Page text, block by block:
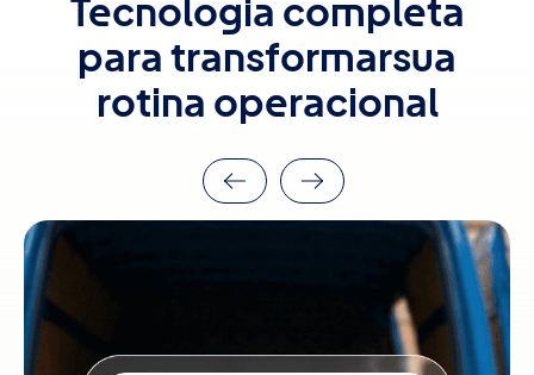
Tecnologia completa
para transformarsua
rotina operacional